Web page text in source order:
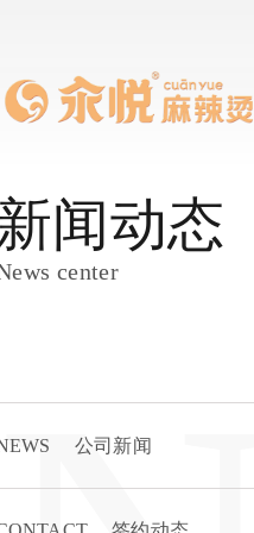
新闻动态
ews center
公司新闻